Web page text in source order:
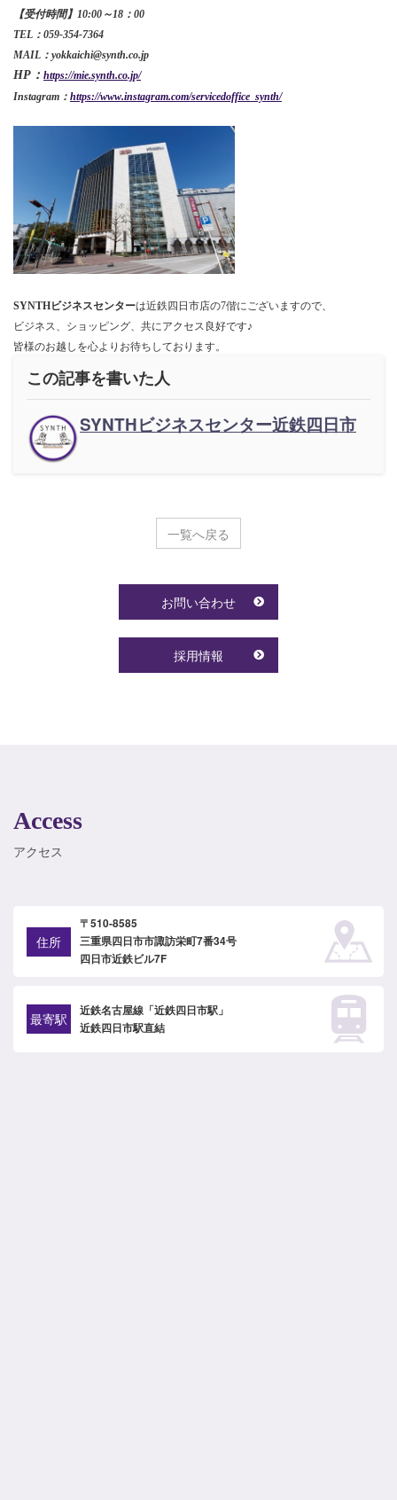
【受付時間】10:00～18：00
TEL：059-354-7364
MAIL：yokkaichi@synth.co.jp
HP： https://mie.synth.co.jp/
Instagram： https://www.instagram.com/servicedoffice_synth/
SYNTHビジネスセンターは近鉄四日市店の7偕にございますので、
ビジネス、ショッピング、共にアクセス良好です♪
皆様のお越しを心よりお待ちしております。
この記事を書いた人
SYNTHビジネスセンター近鉄四日市
一覧へ戻る
お問い合わせ
採用情報
Access
アクセス
住所
〒510-8585
三重県四日市市諏訪栄町7番34号
四日市近鉄ビル7F
最寄駅
近鉄名古屋線「近鉄四日市駅」
近鉄四日市駅直結